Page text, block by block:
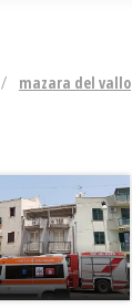
mazara del vallo